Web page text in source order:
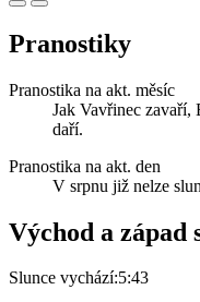
Pranostiky
Pranostika na akt. měsíc
Jak Vavřinec zavaří,
daří.
Pranostika na akt. den
V srpnu již nelze
Východ a západ
Slunce vychází:5:43